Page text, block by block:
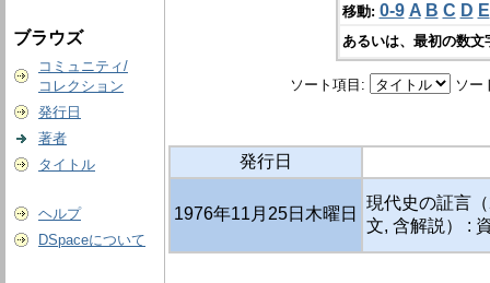
ブラウズ
コミュニティ/
コレクション
発行日
著者
タイトル
ヘルプ
DSpaceについて
移動: 0-9 A B C D E
あるいは、最初の数
ソート項目: ソー
発行日
1976年11月25日木曜日
現代史の証言
文, 含解説） :